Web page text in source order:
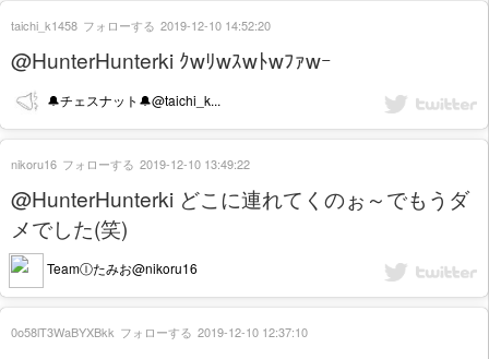
@HunterHunterki ｸwﾘwｽwﾄwﾌｧwｰ
🔔チェスナット🔔@taichi_k...
taichi_k1458 フォローする 2019-12-10 14:52:20
@HunterHunterki どこに連れてくのぉ～でもうダ
メでした(笑)
TeamⒾたみお@nikoru16
nikoru16 フォローする 2019-12-10 13:49:22
0o58lT3WaBYXBkk フォローする 2019-12-10 12:37:10